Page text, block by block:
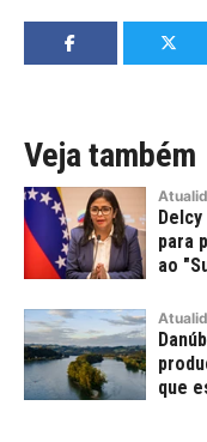
Veja também
para
ao
que